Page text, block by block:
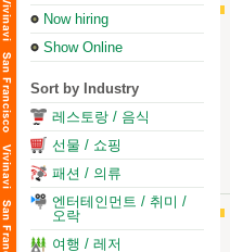
Now hiring
Show Online
Sort by Industry
레스토랑 / 음식
선물 / 쇼핑
패션 / 의류
엔터테인먼트 / 취미 /
오락
여행 / 레저